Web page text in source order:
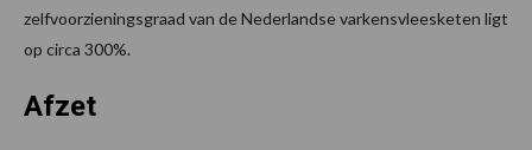
zelfvoorzieningsgraad van de Nederlandse varkensvleesketen ligt
op circa 300%.
Afzet